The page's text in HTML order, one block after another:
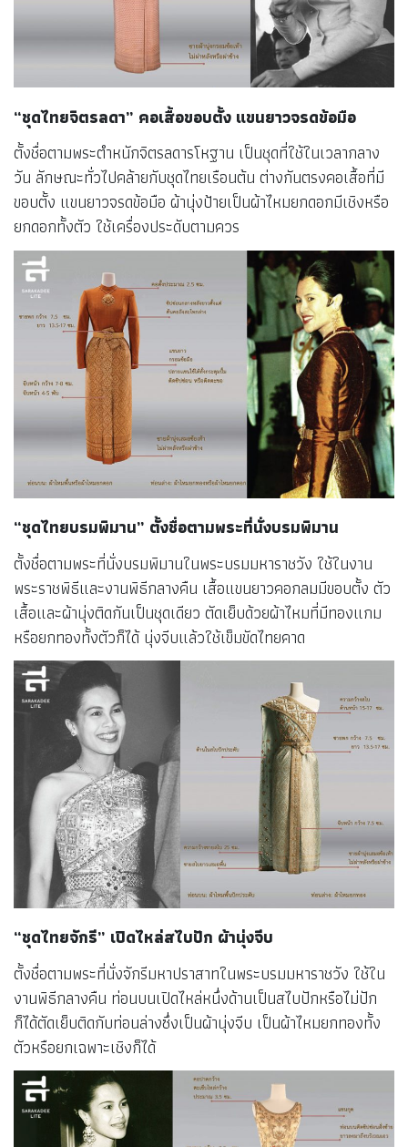
“ชุดไทยจิตรลดา” คอเสื้อขอบตั้ง แขนยาวจรดข้อมือ
ตั้งชื่อตามพระตำหนักจิตรลดารโหฐาน เป็นชุดที่ใช้ในเวลากลาง
วัน ลักษณะทั่วไปคล้ายกับชุดไทยเรือนต้น ต่างกันตรงคอเสื้อที่มี
ขอบตั้ง แขนยาวจรดข้อมือ ผ้านุ่งป้ายเป็นผ้าไหมยกดอกมีเชิงหรือ
ยกดอกทั้งตัว ใช้เครื่องประดับตามควร
“ชุดไทยบรมพิมาน” ตั้งชื่อตามพระที่นั่งบรมพิมาน
ตั้งชื่อตามพระที่นั่งบรมพิมานในพระบรมมหาราชวัง ใช้ในงาน
พระราชพิธีและงานพิธีกลางคืน เสื้อแขนยาวคอกลมมีขอบตั้ง ตัว
เสื้อและผ้านุ่งติดกันเป็นชุดเดียว ตัดเย็บด้วยผ้าไหมที่มีทองแกม
หรือยกทองทั้งตัวก็ได้ นุ่งจีบแล้วใช้เข็มขัดไทยคาด
“ชุดไทยจักรี” เปิดไหล่สไบปัก ผ้านุ่งจีบ
ตั้งชื่อตามพระที่นั่งจักรีมหาปราสาทในพระบรมมหาราชวัง ใช้ใน
งานพิธีกลางคืน ท่อนบนเปิดไหล่หนึ่งด้านเป็นสไบปักหรือไม่ปัก
ก็ได้ตัดเย็บติดกับท่อนล่างซึ่งเป็นผ้านุ่งจีบ เป็นผ้าไหมยกทองทั้ง
ตัวหรือยกเฉพาะเชิงก็ได้